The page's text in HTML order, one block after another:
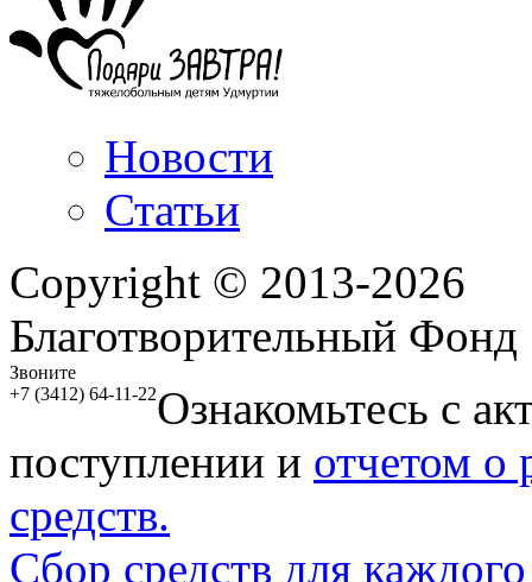
Новости
Статьи
Copyright © 2013-2026
Благотворительный
Звоните
+7 (3412) 64-11-22Ознакомьтесь с
поступлении и отчетом о
средств.
Сбор средств для